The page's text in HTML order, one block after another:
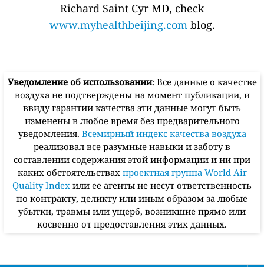
Richard Saint Cyr MD, check
www.myhealthbeijing.com blog.
Уведомление об использовании: Все данные о качестве
воздуха не подтверждены на момент публикации, и
ввиду гарантии качества эти данные могут быть
изменены в любое время без предварительного
уведомления. Всемирный индекс качества воздуха
реализовал все разумные навыки и заботу в
составлении содержания этой информации и ни при
каких обстоятельствах проектная группа World Air
Quality Index или ее агенты не несут ответственность
по контракту, деликту или иным образом за любые
убытки, травмы или ущерб, возникшие прямо или
косвенно от предоставления этих данных.